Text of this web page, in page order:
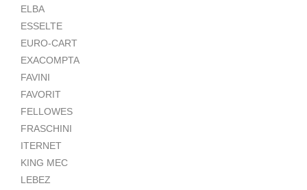
ELBA
ESSELTE
EURO-CART
EXACOMPTA
FAVINI
FAVORIT
FELLOWES
FRASCHINI
ITERNET
KING MEC
LEBEZ